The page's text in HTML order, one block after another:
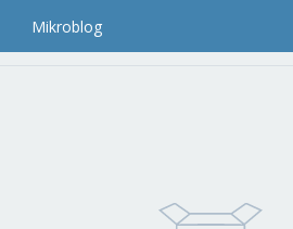
Mikroblog